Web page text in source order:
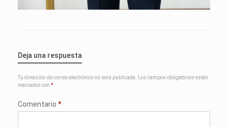
Deja una respuesta
Tu dirección de correo electrónico no será publicada. Los campos obligatorios están
marcados con *
Comentario *